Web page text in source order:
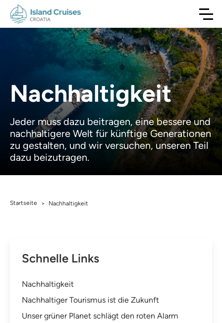
Nachhaltigkeit
Jeder muss dazu beitragen, eine bessere und
nachhaltigere Welt für künftige Generationen
zu gestalten, und wir versuchen, unseren Teil
dazu beizutragen.
Startseite > Nachhaltigkeit
Schnelle Links
Nachhaltigkeit
Nachhaltiger Tourismus ist die Zukunft
Unser grüner Planet schlägt den roten Alarm